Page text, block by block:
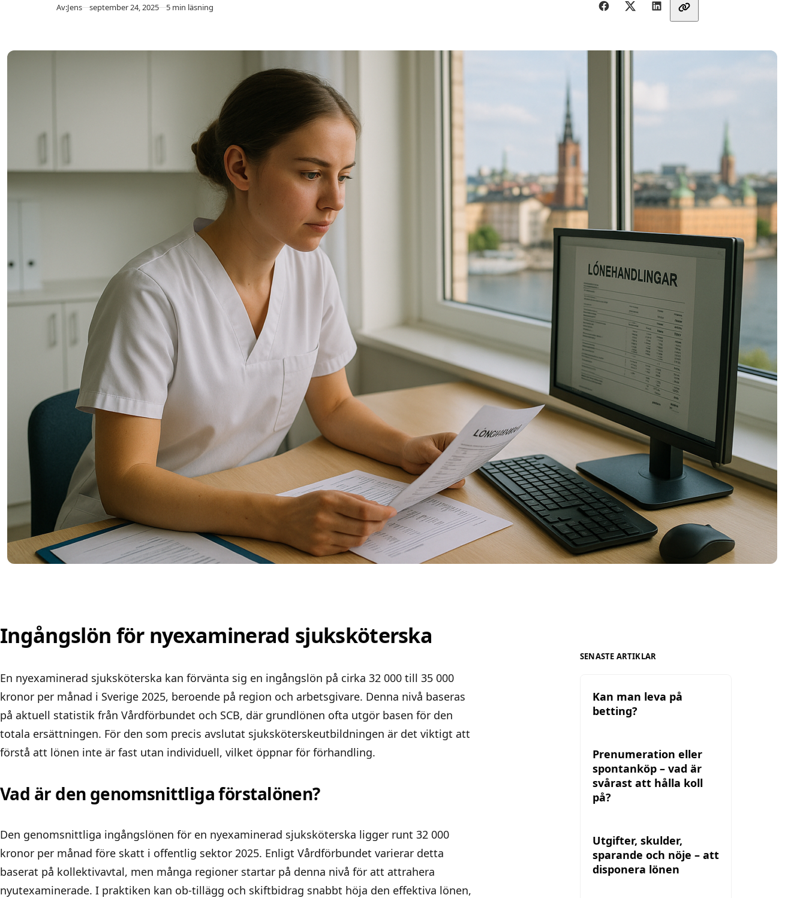
Av:Jens Publicerad
september 24, 2025 5 min läsning
Ingångslön för nyexaminerad sjuksköterska
En nyexaminerad sjuksköterska kan förvänta sig en ingångslön på cirka 32 000 till 35 000
kronor per månad i Sverige 2025, beroende på region och arbetsgivare. Denna nivå baseras
på aktuell statistik från Vårdförbundet och SCB, där grundlönen ofta utgör basen för den
totala ersättningen. För den som precis avslutat sjuksköterskeutbildningen är det viktigt att
förstå att lönen inte är fast utan individuell, vilket öppnar för förhandling.
Vad är den genomsnittliga förstalönen?
Den genomsnittliga ingångslönen för en nyexaminerad sjuksköterska ligger runt 32 000
kronor per månad före skatt i offentlig sektor 2025. Enligt Vårdförbundet varierar detta
baserat på kollektivavtal, men många regioner startar på denna nivå för att attrahera
nyutexaminerade. I praktiken kan ob-tillägg och skiftbidrag snabbt höja den effektiva lönen,
SENASTE ARTIKLAR
Kan man leva på
betting?
Prenumeration eller
spontanköp – vad är
svårast att hålla koll
på?
Utgifter, skulder,
sparande och nöje – att
disponera lönen